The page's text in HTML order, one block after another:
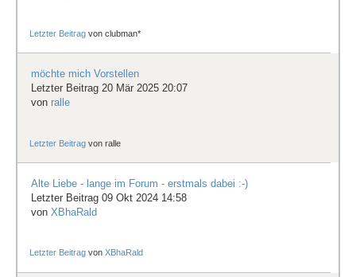
Letzter Beitrag vonclubman*
möchte mich Vorstellen
Letzter Beitrag 20 Mär 2025 20:07
von ralle
Letzter Beitrag vonralle
Alte Liebe - lange im Forum - erstmals dabei :-)
Letzter Beitrag 09 Okt 2024 14:58
von XBhaRald
Letzter Beitrag vonXBhaRald